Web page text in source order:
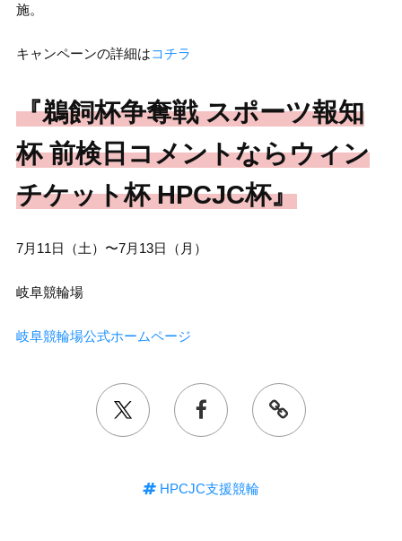
施。
キャンペーンの詳細はコチラ
『鵜飼杯争奪戦 スポーツ報知
杯 前検日コメントならウィン
チケット杯 HPCJC杯』
7月11日（土）〜7月13日（月）
岐阜競輪場
岐阜競輪場公式ホームページ
HPCJC支援競輪